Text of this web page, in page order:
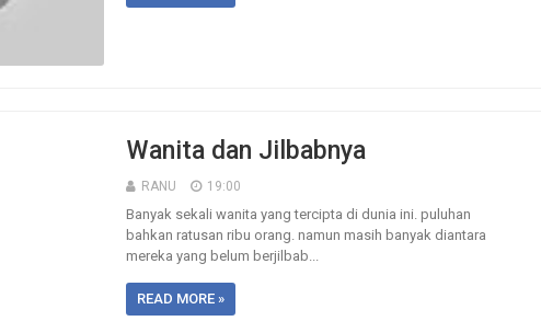
Wanita dan Jilbabnya
RANU 19:00
Banyak sekali wanita yang tercipta di dunia ini. puluhan
bahkan ratusan ribu orang. namun masih banyak diantara
mereka yang belum berjilbab...
READ MORE »